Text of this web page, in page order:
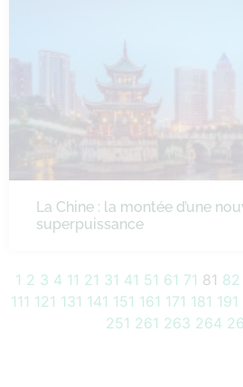
La Chine : la montée d’une
superpuissance
1 2 3 4 11 21 31 41 51 61 71 81 82
111 121 131 141 151 161 171 181 191
251 261 263 264